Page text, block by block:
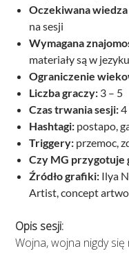
Oczekiwana
na sesji
Wymagana
materiały są w
Ograniczenie
Liczba graczy: 3 – 5
Czas trwania sesji:4
Hashtagi: postapo,
Triggery: przemoc,
Czy MG przygotuje
Źródło grafiki: Ilya
Artist, concept
Opis sesji:
Wojna, wojna nigdy się